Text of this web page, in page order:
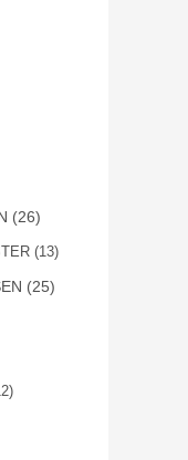
(26)
(13)
(25)